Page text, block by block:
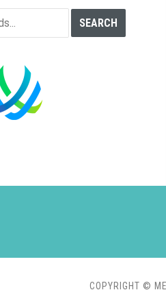
COPYRIGHT ©